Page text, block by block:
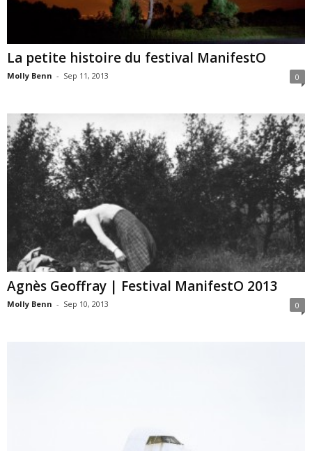
La petite histoire du festival ManifestO
Molly Benn - Sep 11, 2013 0
Agnès Geoffray | Festival ManifestO 2013
Molly Benn - Sep 10, 2013 0